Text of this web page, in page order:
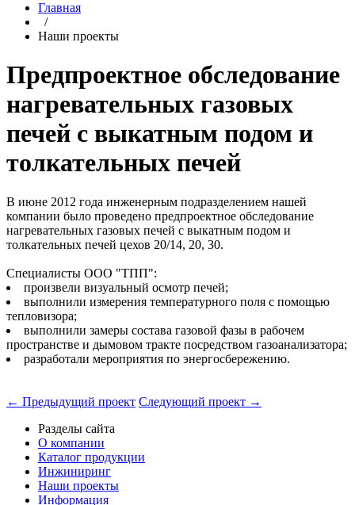
Главная
/
Наши проекты
Предпроектное обследование
нагревательных газовых
печей с выкатным подом и
толкательных печей
В июне 2012 года инженерным подразделением нашей
компании было проведено предпроектное обследование
нагревательных газовых печей с выкатным подом и
толкательных печей цехов 20/14, 20, 30.
Специалисты ООО "ТПП":
произвели визуальный осмотр печей;
выполнили измерения температурного поля с помощью
тепловизора;
выполнили замеры состава газовой фазы в рабочем
пространстве и дымовом тракте посредством газоанализатора;
разработали мероприятия по энергосбережению.
← Предыдущий проект Следующий проект →
Разделы сайта
О компании
Каталог продукции
Инжиниринг
Наши проекты
Информация